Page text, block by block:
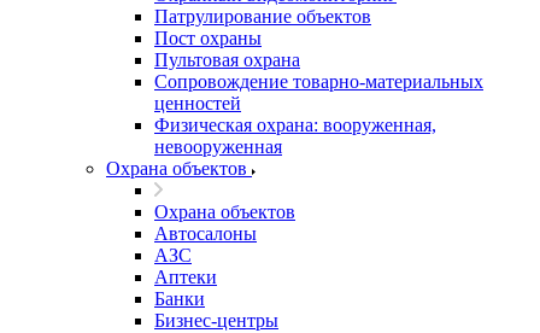
Патрулирование объектов
Пост охраны
Пультовая охрана
Сопровождение товарно-материальных
ценностей
Физическая охрана: вооруженная,
невооруженная
Охрана объектов
Охрана объектов
Автосалоны
АЗС
Аптеки
Банки
Бизнес-центры